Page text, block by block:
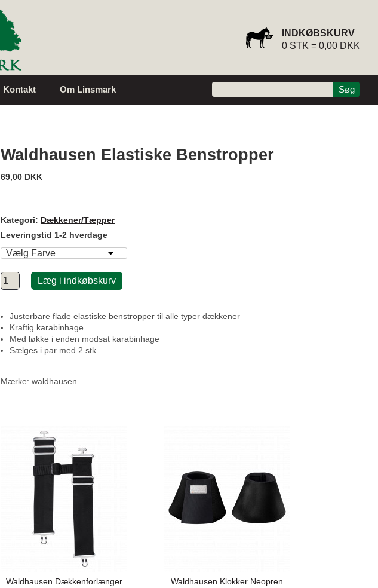
INDKØBSKURV
0 STK = 0,00 DKK
Kontakt Om Linsmark
Waldhausen Elastiske Benstropper
69,00 DKK
Kategori: Dækkener/Tæpper
Leveringstid 1-2 hverdage
Læg i indkøbskurv
Justerbare flade elastiske benstropper til alle typer dækkener
Kraftig karabinhage
Med løkke i enden modsat karabinhage
Sælges i par med 2 stk
Mærke: waldhausen
Waldhausen Dækkenforlænger
Waldhausen Klokker Neopren